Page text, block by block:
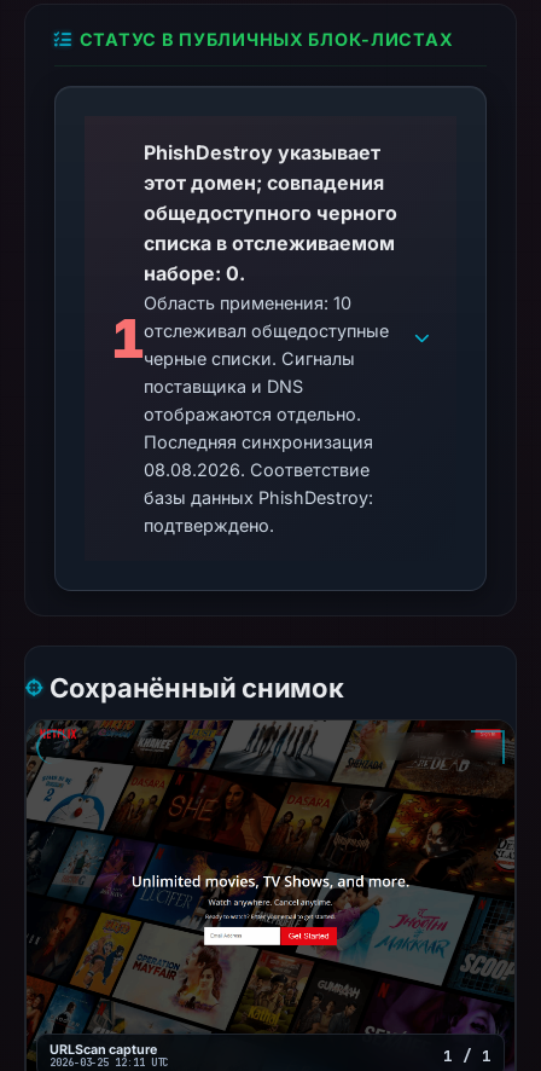
СТАТУС В ПУБЛИЧНЫХ БЛОК-ЛИСТАХ
1
PhishDestroy указывает
этот домен; совпадения
общедоступного черного
списка в отслеживаемом
наборе: 0.
Область применения: 10
отслеживал общедоступные
черные списки. Сигналы
поставщика и DNS
отображаются отдельно.
Последняя синхронизация
08.08.2026. Соответствие
базы данных PhishDestroy:
подтверждено.
Сохранённый снимок
URLScan capture
2026-03-25 12:11 UTC 1 / 1